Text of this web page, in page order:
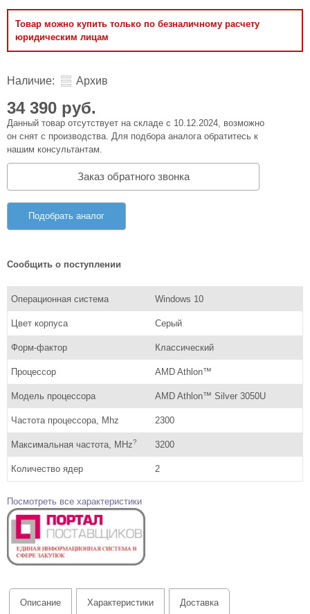
Товар можно купить только по безналичному расчету
юридическим лицам
Наличие: Архив
34 390 руб.
Данный товар отсутствует на складе с 10.12.2024, возможно
он снят с производства. Для подбора аналога обратитесь к
нашим консультантам.
Заказ обратного звонка
Подобрать аналог
Сообщить о поступлении
Операционная система Windows 10
Цвет корпуса Серый
Форм-фактор Классический
Процессор AMD Athlon™
Модель процессора AMD Athlon™ Silver 3050U
Частота процессора, Mhz 2300
Максимальная частота, MHz? 3200
Количество ядер 2
Посмотреть все характеристики
Описание Характеристики Доставка